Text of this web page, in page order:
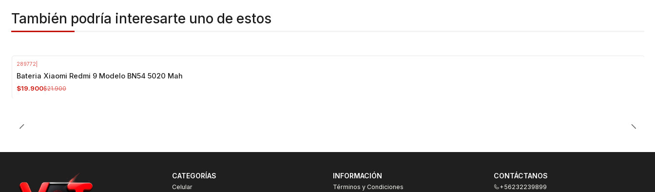
También podría interesarte uno de estos
289772
Bateria Xiaomi Redmi 9 Modelo BN54 5020 Mah
$19.900$21.900
CATEGORÍAS
Celular
INFORMACIÓN
Términos y Condiciones
CONTÁCTANOS
+56232239899